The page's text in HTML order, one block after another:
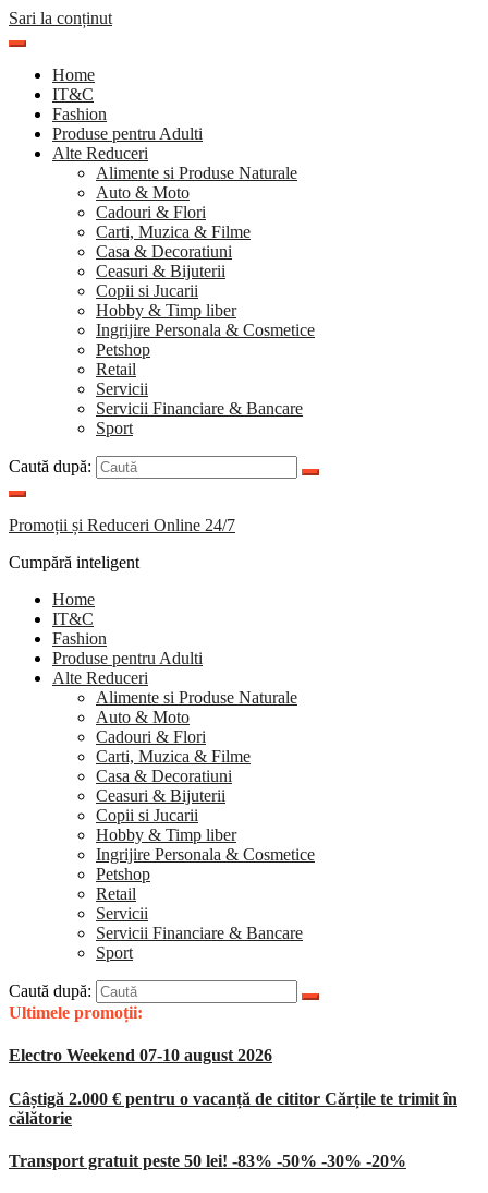
Sari la conținut
Home
IT&C
Fashion
Produse pentru Adulti
Alte Reduceri
Alimente si Produse Naturale
Auto & Moto
Cadouri & Flori
Carti, Muzica & Filme
Casa & Decoratiuni
Ceasuri & Bijuterii
Copii si Jucarii
Hobby & Timp liber
Ingrijire Personala & Cosmetice
Petshop
Retail
Servicii
Servicii Financiare & Bancare
Sport
Caută după:
Promoții și Reduceri Online 24/7
Cumpără inteligent
Home
IT&C
Fashion
Produse pentru Adulti
Alte Reduceri
Alimente si Produse Naturale
Auto & Moto
Cadouri & Flori
Carti, Muzica & Filme
Casa & Decoratiuni
Ceasuri & Bijuterii
Copii si Jucarii
Hobby & Timp liber
Ingrijire Personala & Cosmetice
Petshop
Retail
Servicii
Servicii Financiare & Bancare
Sport
Caută după:
Ultimele promoții:
Electro Weekend 07-10 august 2026
Câștigă 2.000 € pentru o vacanță de cititor Cărțile te trimit în
călătorie
Transport gratuit peste 50 lei! -83% -50% -30% -20%